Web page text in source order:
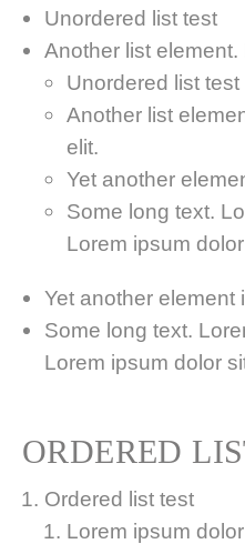
Unordered list test
Another list
Unordered list test
Another list
elit.
Yet another
Some long text.
Lorem ipsum
Yet another element
Some long text.
Lorem ipsum dolor
ORDERED
Ordered list test
Lorem ipsum